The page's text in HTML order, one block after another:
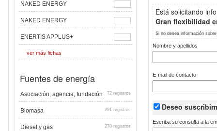
NAKED ENERGY
NAKED ENERGY
ENERTIS APPLUS+
ver más fichas
Fuentes de energía
Asociación, agencia, fundación 72 registros
Biomasa 291 registros
Diesel y gas 270 registros
Está solicitando
Gran flexibilidad
Si no desea información
Nombre y apellidos
E-mail de contacto
Deseo
Escriba su consulta a la